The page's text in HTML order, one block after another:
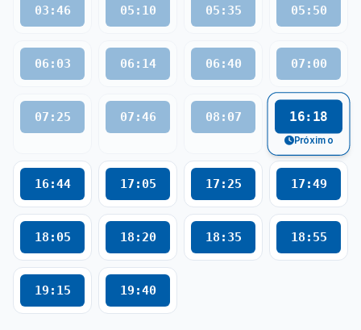
03:46 05:10 05:35 05:50
06:03 06:14 06:40 07:00
07:25 07:46 08:07 16:18
Próximo
16:44 17:05 17:25 17:49
18:05 18:20 18:35 18:55
19:15 19:40